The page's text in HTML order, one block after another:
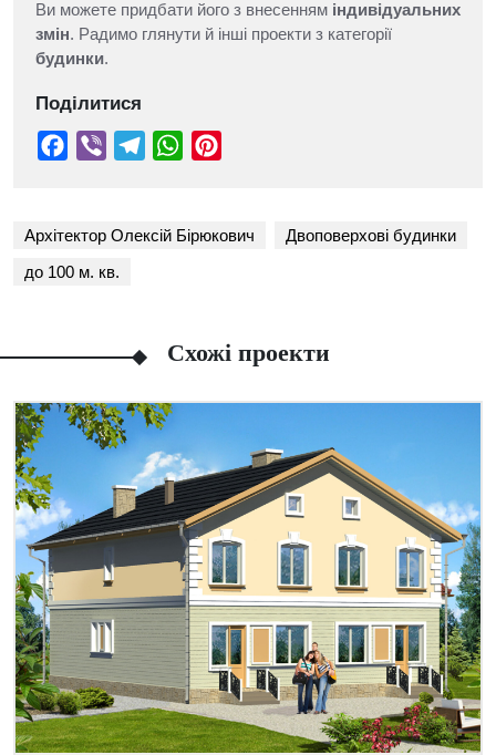
Ви можете придбати його з внесенням індивідуальних
змін. Радимо глянути й інші проекти з категорії
будинки.
Поділитися
Facebook
ViberTelegramWhatsApp
Pinterest
Архітектор Олексій Бірюкович
Двоповерхові будинки
до 100 м. кв.
Схожі проекти